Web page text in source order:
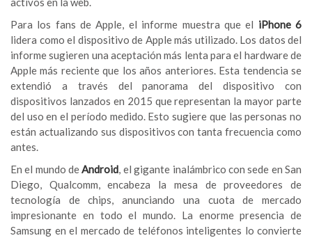
Para los fans de Apple, el informe muestra que el iPhone 6
lidera como el dispositivo de Apple más utilizado. Los datos del
informe sugieren una aceptación más lenta para el hardware de
Apple más reciente que los años anteriores. Esta tendencia se
extendió a través del panorama del dispositivo con
dispositivos lanzados en 2015 que representan la mayor parte
del uso en el período medido. Esto sugiere que las personas no
están actualizando sus dispositivos con tanta frecuencia como
antes.
En el mundo deAndroid, el gigante inalámbrico con sede en San
Diego, Qualcomm, encabeza la mesa de proveedores de
tecnología de chips, anunciando una cuota de mercado
impresionante en todo el mundo. La enorme presencia de
Samsung en el mercado de teléfonos inteligentes lo convierte